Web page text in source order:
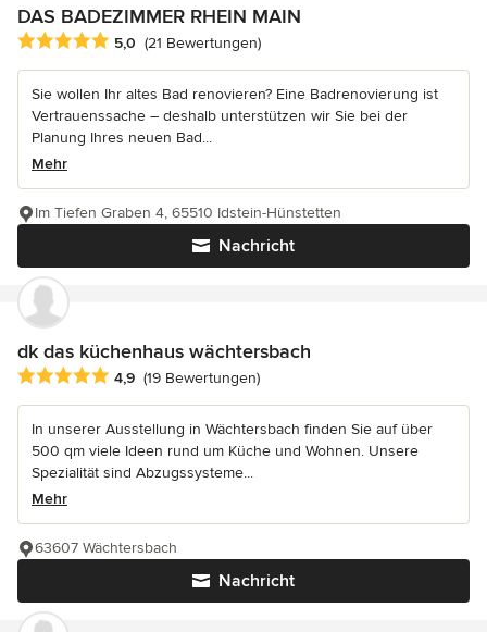
DAS BADEZIMMER RHEIN MAIN
Durchschnittliche Bewertung: 5 von 5 Sternen
5,0 (21 Bewertungen)
Sie wollen Ihr altes Bad renovieren? Eine Badrenovierung ist
Vertrauenssache – deshalb unterstützen wir Sie bei der
Planung Ihres neuen Bad...
Mehr
Nachricht
Im Tiefen Graben 4, 65510 Idstein-Hünstetten
dk das küchenhaus wächtersbach
Durchschnittliche Bewertung: 4.9 von 5 Sternen
4,9 (19 Bewertungen)
In unserer Ausstellung in Wächtersbach finden Sie auf über
500 qm viele Ideen rund um Küche und Wohnen. Unsere
Spezialität sind Abzugssysteme...
Mehr
Nachricht
63607 Wächtersbach